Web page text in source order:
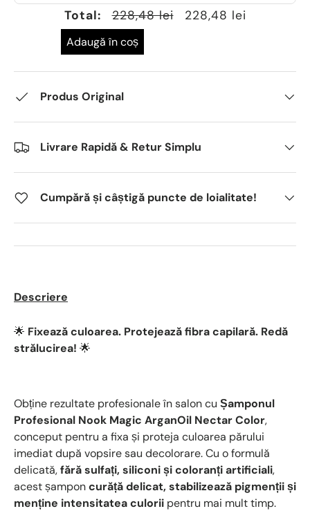
Total: 228,48 lei 228,48 lei
Adaugă în coș
Produs Original
Livrare Rapidă & Retur Simplu
Cumpără și câștigă puncte de loialitate!
Descriere
🌟 Fixează culoarea. Protejează fibra capilară. Redă
strălucirea! 🌟
Obține rezultate profesionale în salon cu Șamponul
Profesional Nook Magic ArganOil Nectar Color,
conceput pentru a fixa și proteja culoarea părului
imediat după vopsire sau decolorare. Cu o formulă
delicată,fără sulfați, siliconi și coloranți artificiali,
acest șamponcurăță delicat, stabilizează pigmenții și
menține intensitatea culorii pentru mai mult timp.